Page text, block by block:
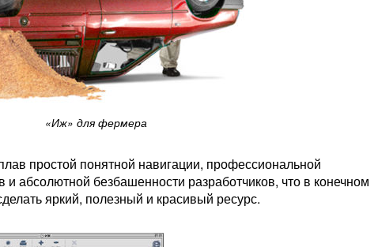
«Иж» для фермера
простой понятной навигации, профессиональной
абсолютной безбашенности разработчиков, что в конечном
яркий, полезный и красивый ресурс.